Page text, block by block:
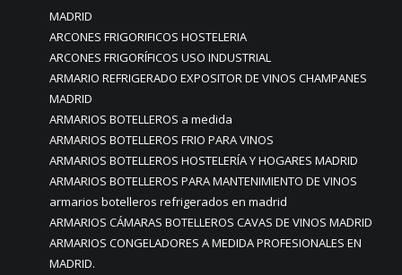
MADRID
ARCONES FRIGORIFICOS HOSTELERIA
ARCONES FRIGORÍFICOS USO INDUSTRIAL
ARMARIO REFRIGERADO EXPOSITOR DE VINOS CHAMPANES
MADRID
ARMARIOS BOTELLEROS a medida
ARMARIOS BOTELLEROS FRIO PARA VINOS
ARMARIOS BOTELLEROS HOSTELERÍA Y HOGARES MADRID
ARMARIOS BOTELLEROS PARA MANTENIMIENTO DE VINOS
armarios botelleros refrigerados en madrid
ARMARIOS CÁMARAS BOTELLEROS CAVAS DE VINOS MADRID
ARMARIOS CONGELADORES A MEDIDA PROFESIONALES EN
MADRID.